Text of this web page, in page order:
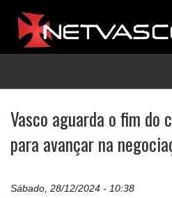
Vasco aguarda o fim do
para avançar na
Sábado, 28/12/2024 - 10:38